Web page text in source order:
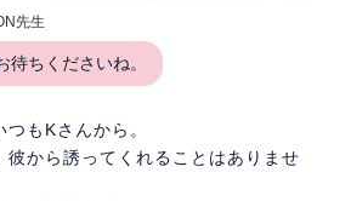
先生
待ちくださいね。
もKさんから。
彼から誘ってくれることはありませ